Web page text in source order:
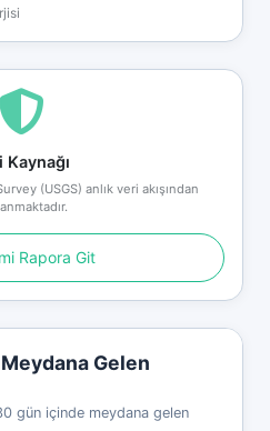
Kaynağı
(USGS) anlık veri akışından
Rapora Git
Gelen
gün içinde meydana gelen